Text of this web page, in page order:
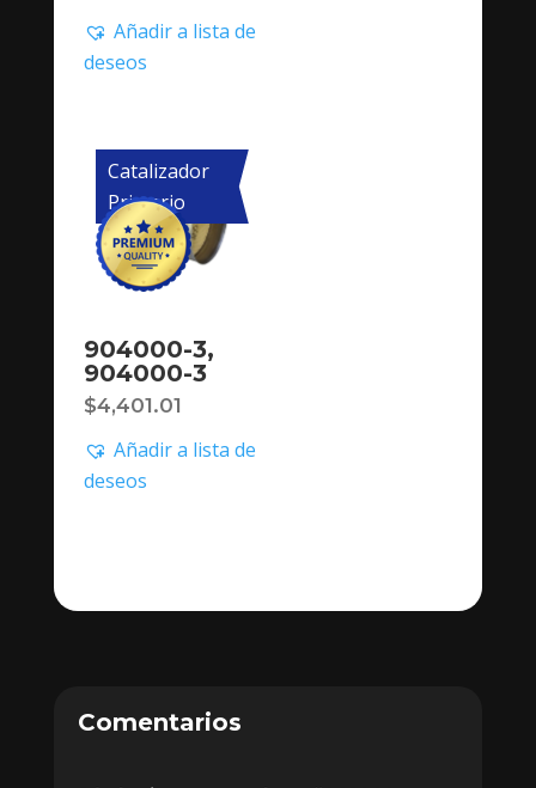
Añadir a lista de
deseos
Catalizador
Primario
904000-3,
904000-3
$4,401.01
Añadir a lista de
deseos
Comentarios